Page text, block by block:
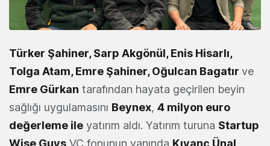
Türker Şahiner, Sarp Akgönül, Enis Hisarlı,
Tolga Atam, Emre Şahiner, Oğulcan Bagatır ve
Emre Gürkan tarafından hayata geçirilen beyin
sağlığı uygulamasını Beynex, 4 milyon euro
değerleme ile yatırım aldı. Yatırım turuna Startup
Wise Guys VC fonunun yanında Kıvanç Ünal,